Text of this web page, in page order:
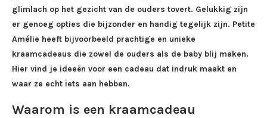
glimlach op het gezicht van de ouders tovert. Gelukkig zijn
er genoeg opties die bijzonder en handig tegelijk zijn. Petite
Amélie heeft bijvoorbeeld prachtige en unieke
kraamcadeaus die zowel de ouders als de baby blij maken.
Hier vind je ideeën voor een cadeau dat indruk maakt en
waar ze echt iets aan hebben.
Waarom is een kraamcadeau